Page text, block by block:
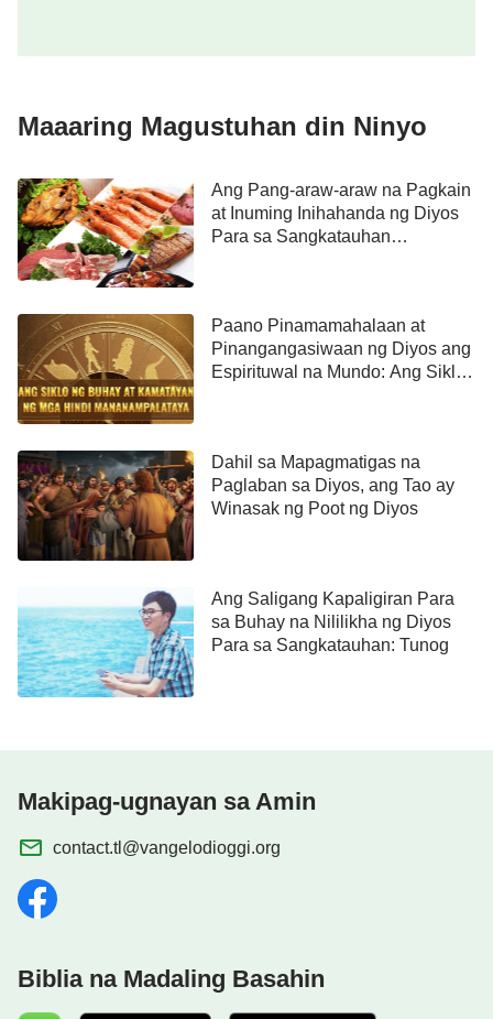
araw, bagong simula, at bagong takbuhin ng buhay.
nang sunud-sunod at walang katapusan para
salubungin ang bawat araw sa ilalim ng kataas-
taasang kapangyarihan ng awtoridad ng Lumikha …
—Ang Salita, Vol. II. Ukol sa Pagkakilala sa Diyos. Ang
Diyos Mismo, ang Natatangi I
Maaaring Magustuhan din Ninyo
Ang Pang-araw-araw na Pagkain
at Inuming Inihahanda ng Diyos
Para sa Sangkatauhan
Paano Pinamamahalaan at
Pinangangasiwaan ng Diyos ang
Espirituwal na Mundo: Ang Siklo
Dahil sa Mapagmatigas na
Paglaban sa Diyos, ang Tao ay
Winasak ng Poot ng Diyos
Ang Saligang Kapaligiran Para
sa Buhay na Nililikha ng Diyos
Para sa Sangkatauhan: Tunog
Makipag-ugnayan sa Amin
contact.tl@vangelodioggi.org
Biblia na Madaling Basahin